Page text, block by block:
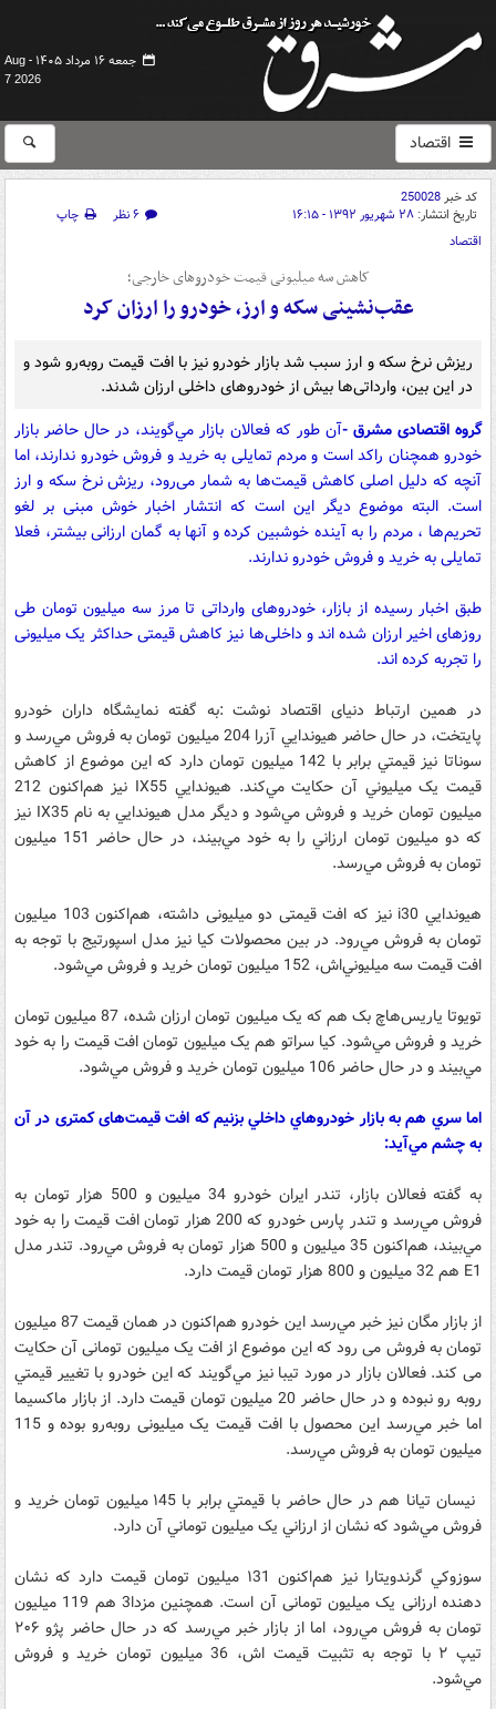
جمعه ۱۶ مرداد ۱۴۰۵ -
Aug
7 2026
اقتصاد
کد خبر250028
تاریخ انتشار: ۲۸ شهریور ۱۳۹۲ - ۱۶:۱۵ ۶ نظر
چاپ
اقتصاد
کاهش سه میلیونی قیمت خودروهای خارجی؛
عقب‌نشینی سکه و ارز، خودرو را ارزان کرد
ریزش نرخ سکه و ارز سبب شد بازار خودرو نیز با افت قیمت روبه‌رو شود و
در این بین، وارداتی‌ها بیش از خودروهای داخلی ارزان شدند.
گروه اقتصادی مشرق -آن طور که فعالان بازار مي‌گويند، در حال حاضر بازار
خودرو همچنان راکد است و مردم تمایلی به خرید و فروش خودرو ندارند، اما
آنچه که دلیل اصلی کاهش قیمت‌ها به شمار می‌رود، ریزش نرخ سکه و ارز
است. البته موضوع دیگر این است که انتشار اخبار خوش مبنی بر لغو
تحریم‌ها ، مردم را به آینده خوشبین کرده و آنها به گمان ارزانی بیشتر، فعلا
تمایلی به خرید و فروش خودرو ندارند.
طبق اخبار رسیده از بازار، خودروهای وارداتی تا مرز سه میلیون تومان طی
روزهای اخیر ارزان شده اند و داخلی‌ها نیز کاهش قیمتی حداکثر یک میلیونی
را تجربه کرده اند.
در همین ارتباط دنیای اقتصاد نوشت :به گفته نمایشگاه داران خودرو
پایتخت، در حال حاضر هيوندايي آزرا 204 ميليون تومان به فروش مي‌رسد و
سوناتا نيز قيمتي برابر با 142 ميليون تومان دارد که اين موضوع از کاهش
قيمت يک ميليوني آن حکايت مي‌کند. هيوندايي IX55 نيز هم‌اکنون 212
ميليون تومان خريد و فروش مي‌شود و ديگر مدل هيوندايي به نام IX35 نيز
که دو ميليون تومان ارزاني را به خود مي‌بيند، در حال حاضر 151 ميليون
تومان به فروش مي‌رسد.
هيوندايي i30 نيز که افت قيمتی دو میلیونی داشته، هم‌اکنون 103 ميليون
تومان به فروش مي‌رود. در بين محصولات کيا نيز مدل اسپورتيج با توجه به
افت قيمت سه ميليوني‌اش، 152 ميليون تومان خريد و فروش مي‌شود.
تويوتا ياريس‌هاچ بک هم که يک ميليون تومان ارزان شده، 87 ميليون تومان
خريد و فروش مي‌شود. کيا سراتو هم يک ميليون تومان افت قيمت را به خود
مي‌بيند و در حال حاضر 106 ميليون تومان خريد و فروش مي‌شود.
اما سري هم به بازار خودروهاي داخلي بزنيم که افت قیمت‌های کمتری در آن
به چشم مي‌آيد:
به گفته فعالان بازار، تندر ايران خودرو 34 ميليون و 500 هزار تومان به
فروش مي‌رسد و تندر پارس خودرو که 200 هزار تومان افت قيمت را به خود
مي‌بيند، هم‌اکنون 35 ميليون و 500 هزار تومان به فروش مي‌رود. تندر مدل
E1 هم 32 ميليون و 800 هزار تومان قيمت دارد.
از بازار مگان نيز خبر مي‌رسد اين خودرو هم‌اکنون در همان قيمت 87 ميليون
تومان به فروش می رود که این موضوع از افت یک میلیون تومانی آن حکایت
می کند. فعالان بازار در مورد تيبا نيز مي‌گويند که اين خودرو با تغيير قيمتي
روبه رو نبوده و در حال حاضر 20 ميليون تومان قيمت دارد. از بازار ماکسيما
اما خبر مي‌رسد اين محصول با افت قيمت یک میلیونی روبه‌رو بوده و 115
ميليون تومان به فروش مي‌رسد.
نيسان تيانا هم در حال حاضر با قيمتي برابر با ۱45 ميليون تومان خريد و
فروش مي‌شود که نشان از ارزاني يک ميليون توماني آن دارد.
سوزوکي گرندويتارا نيز هم‌اکنون ۱31 ميليون تومان قيمت دارد که نشان
دهنده ارزانی یک میلیون تومانی آن است. همچنین مزدا3 هم 119 ميليون
تومان به فروش مي‌رود، اما از بازار خبر مي‌رسد که در حال حاضر پژو ۲۰۶
تيپ ۲ با توجه به تثبیت قیمت اش، 36 ميليون تومان خريد و فروش
مي‌شود.